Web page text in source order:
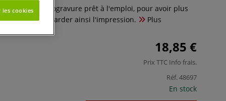
pour linogravure prêt à l'emploi, pour avoir plus
couleurs et retarder ainsi l'impression.
Plus
18,85 €
Prix TTC Info frais.
Réf.48697
En stock
cookies